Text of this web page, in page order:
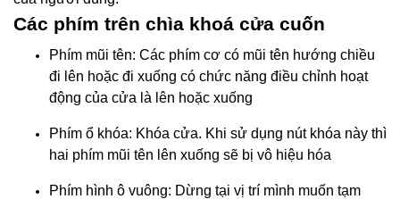
Các phím trên chìa khoá cửa cuốn
Phím mũi tên: Các phím cơ có mũi tên hướng chiều
đi lên hoặc đi xuống có chức năng điều chỉnh hoạt
động của cửa là lên hoặc xuống
Phím ổ khóa: Khóa cửa. Khi sử dụng nút khóa này thì
hai phím mũi tên lên xuống sẽ bị vô hiệu hóa
Phím hình ô vuông: Dừng tại vị trí mình muốn tạm